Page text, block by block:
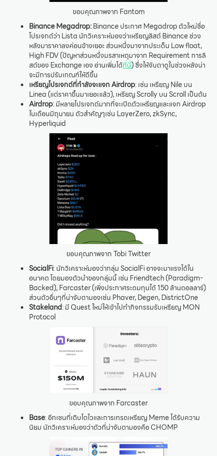
ขอบคุณภาพจาก Fantom
Binance Megadrop:Binance ประกาศ Megadrop ตัวใหม่ชื่อ
โปรเจกต์ว่า Lista นักวิเคราะห์มองว่าเหรียญลิสต์ Binance ช่วง
หลังมาราคาลงค่อนข้างเยอะ ส่วนหนึ่งมาจากประเด็น Low float,
High FDV (ปัญหาส่วนหนึ่งมรสาเหตุมาจาก Requirement การลิ
สต์ของ Exchange เอง อ่านเพิ่มได้ที่นี่) ซึ่งให้จับตาดูในช่วงหลังน่า
จะมีการปรับเกณฑ์ให้ดีขึ้น
เหรียญโปรเจกต์ที่กำลังจะแจก Airdrop: เช่น เหรียญ Nile บน
Linea (แต่ราคาขึ้นมาเยอะแล้ว), เหรียญ Scrolly บน Scroll เป็นต้น
Airdrop: มีหลายโปรเจกต์มากที่จะเปิดตัวเหรียญและแจก Airdrop
ในเดือนมิถุนายน ตัวสำคัญๆเช่น LayerZero, zkSync,
Hyperliquid
ขอบคุณภาพจาก Tobi Twitter
SocialFi: นักวิเคราะห์มองว่ากลุ่ม SocialFi อาจจะมาแรงได้ใน
อนาคต โดยมองตัวนำของกลุ่มนี้ เช่น Friendtech (Paradigm-
Backed), Farcaster (เพิ่งประกาศระดมทุนได้ 150 ล้านดอลลาร์)
ส่วนตัวอื่นๆที่น่าจับตามองเช่น Phaver, Degen, DistrictOne
Stakeland: มี Quest ใหม่ให้เข้าไปทำกิจกรรมรับเหรียญ MON
Protocol
ขอบคุณภาพจาก Farcaster
Base: อีกเชนที่เติบโตไวและการเทรดเหรียญ Meme ได้รับความ
นิยม นักวิเคราะห์มองว่าตัวที่น่าจับตามองคือ CHOMP